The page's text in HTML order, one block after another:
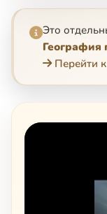
Это
География
Перейти